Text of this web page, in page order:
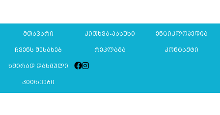
მთავარი კითხვა-პასუხი ენციკლოპედია
ჩვენს შესახებ რეკლამა კონტაქტი
ხშირად დასმული
კითხვები